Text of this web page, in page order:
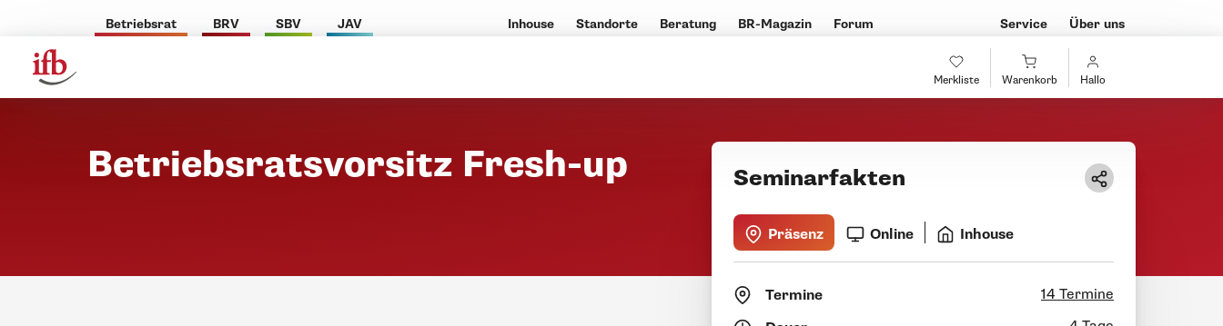
Merkliste Warenkorb Hallo
Betriebsrat BRV SBV JAV Inhouse Standorte Beratung BR-Magazin Forum Service Über uns
Betriebsratsvorsitz Fresh-up Seminarfakten
Präsenz Online Inhouse
Termine
14 Termine